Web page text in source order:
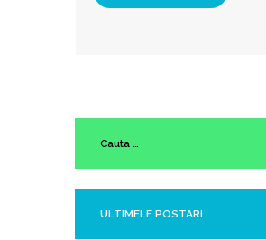
ULTIMELE POSTARI